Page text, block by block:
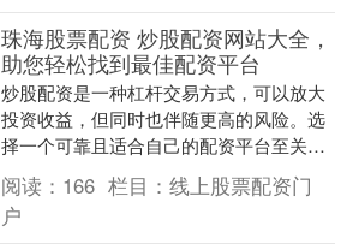
珠海股票配资 炒股配资网站大全，
助您轻松找到最佳配资平台
炒股配资是一种杠杆交易方式，可以放大
投资收益，但同时也伴随更高的风险。选
择一个可靠且适合自己的配资平台至关重
要。 1. 资金增加：通过杠杆交易，投资者
可以借用资....
阅读： 166 栏目： 线上股票配资门
户